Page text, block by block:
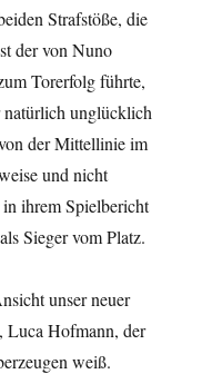
Strafstöße, die
der von Nuno
Torerfolg führte,
natürlich unglücklich
der Mittellinie im
und nicht
ihrem Spielbericht
Sieger vom Platz.
unser neuer
Luca Hofmann, der
weiß.